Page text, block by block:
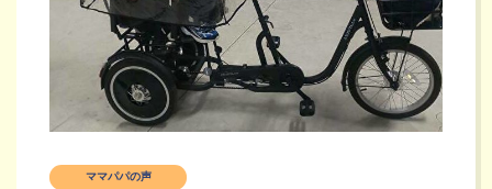
ママパパの声